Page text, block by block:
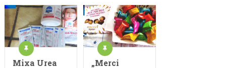
Mixa Urea
„Merci